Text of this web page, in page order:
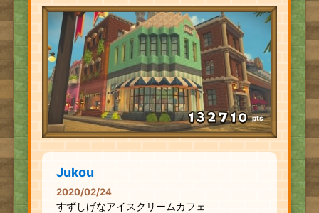
pts
Jukou
2020/02/24
すずしげなアイスクリームカフェ